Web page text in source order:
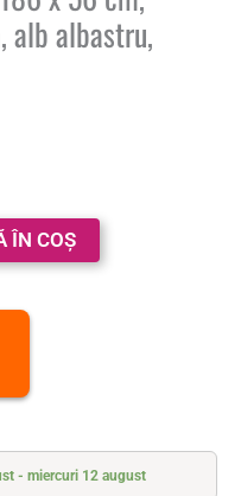
alb albastru,
ÎN COȘ
- miercuri 12 august